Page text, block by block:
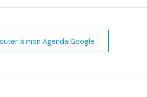
à mon Agenda Google